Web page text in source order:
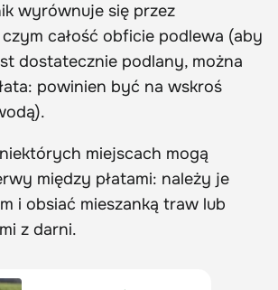
wyrównuje się przez
całość obficie podlewa (aby
dostatecznie podlany, można
powinien być na wskroś
miejscach mogą
między płatami: należy je
i obsiać mieszanką traw lub
z darni.